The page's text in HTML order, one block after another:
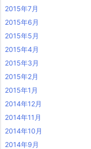
2015年7月
2015年6月
2015年5月
2015年4月
2015年3月
2015年2月
2015年1月
2014年12月
2014年11月
2014年10月
2014年9月